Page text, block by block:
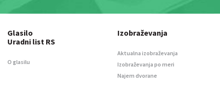
Glasilo
Uradni list RS
O glasilu
Izobraževanja
Aktualna izobraževanja
Izobraževanja po meri
Najem dvorane